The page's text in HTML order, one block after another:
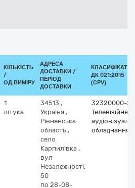
КІЛЬКІСТЬ
/
ОД.ВИМІРУ
АДРЕСА
ДОСТАВКИ /
ПЕРІОД
ДОСТАВКИ
КЛАСИФІКАТОР
ДК 021:2015
(CPV)
1
штука
34513 ,
Україна ,
Рівненська
область ,
село
Карпилівка ,
вул
Незалежності,
50
по 28-08-
32320000-2
Телевізійне й
обладнання